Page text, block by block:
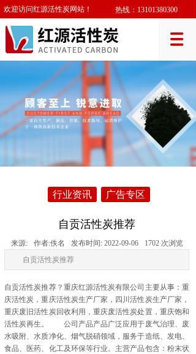
欢迎访问红源活性炭网站！ 热线： 13101380300
行业资讯 广告专区
自贡活性炭推荐
来源: 作者:佚名 发布时间: 2022-09-06 1702 次浏览
自贡活性炭推荐
自贡活性炭推荐？重庆红源活性炭有限公司主要从事：重
庆活性炭，重庆活性炭生产厂家，四川活性炭生产厂家，
重庆废旧活性炭回收利用，重庆废活性炭处置，重庆饱和
活性炭再生。 公司产品产品广泛应用于废气治理、废
水吸附、水质净化、烟气脱硝领域，服务于造纸、发电、
食品、医药、化工及环保等行业。主营产品包含：粉末状